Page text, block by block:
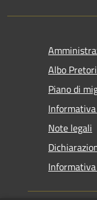
Albo
Piano di
Note legali